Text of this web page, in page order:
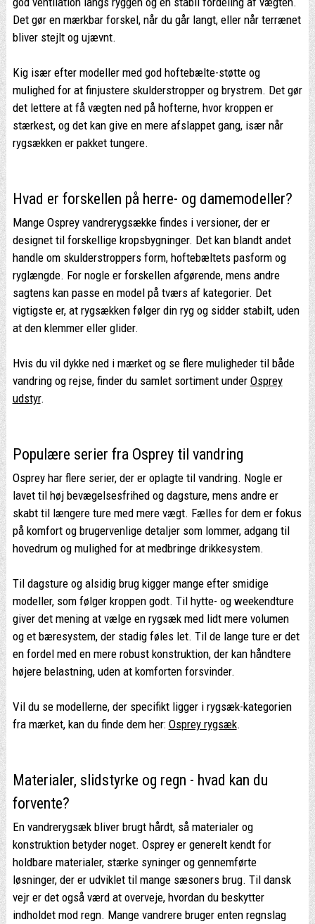
Det gør en mærkbar forskel, når du går langt, eller når terrænet
bliver stejlt og ujævnt.
Kig især efter modeller med god hoftebælte-støtte og
mulighed for at finjustere skulderstropper og brystrem. Det gør
det lettere at få vægten ned på hofterne, hvor kroppen er
stærkest, og det kan give en mere afslappet gang, især når
rygsækken er pakket tungere.
Hvad er forskellen på herre- og damemodeller?
Mange Osprey vandrerygsække findes i versioner, der er
designet til forskellige kropsbygninger. Det kan blandt andet
handle om skulderstroppers form, hoftebæltets pasform og
ryglængde. For nogle er forskellen afgørende, mens andre
sagtens kan passe en model på tværs af kategorier. Det
vigtigste er, at rygsækken følger din ryg og sidder stabilt, uden
at den klemmer eller glider.
Hvis du vil dykke ned i mærket og se flere muligheder til både
vandring og rejse, finder du samlet sortiment under Osprey
udstyr.
Populære serier fra Osprey til vandring
Osprey har flere serier, der er oplagte til vandring. Nogle er
lavet til høj bevægelsesfrihed og dagsture, mens andre er
skabt til længere ture med mere vægt. Fælles for dem er fokus
på komfort og brugervenlige detaljer som lommer, adgang til
hovedrum og mulighed for at medbringe drikkesystem.
Til dagsture og alsidig brug kigger mange efter smidige
modeller, som følger kroppen godt. Til hytte- og weekendture
giver det mening at vælge en rygsæk med lidt mere volumen
og et bæresystem, der stadig føles let. Til de lange ture er det
en fordel med en mere robust konstruktion, der kan håndtere
højere belastning, uden at komforten forsvinder.
Vil du se modellerne, der specifikt ligger i rygsæk-kategorien
fra mærket, kan du finde dem her: Osprey rygsæk.
Materialer, slidstyrke og regn - hvad kan du
forvente?
En vandrerygsæk bliver brugt hårdt, så materialer og
konstruktion betyder noget. Osprey er generelt kendt for
holdbare materialer, stærke syninger og gennemførte
løsninger, der er udviklet til mange sæsoners brug. Til dansk
vejr er det også værd at overveje, hvordan du beskytter
indholdet mod regn. Mange vandrere bruger enten regnslag